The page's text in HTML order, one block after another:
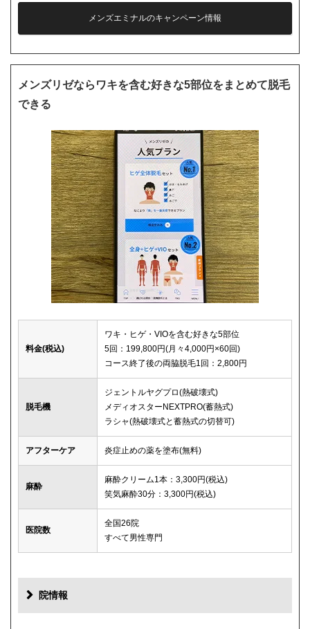
メンズエミナルのキャンペーン情報
メンズリゼならワキを含む好きな5部位をまとめて脱毛
できる
料金(税込)
ワキ・ヒゲ・VIOを含む好きな5部位
5回：199,800円(月々4,000円×60回)
コース終了後の両脇脱毛1回：2,800円
脱毛機
ジェントルヤグプロ(熱破壊式)
メディオスターNEXTPRO(蓄熱式)
ラシャ(熱破壊式と蓄熱式の切替可)
アフターケア 炎症止めの薬を塗布(無料)
麻酔
麻酔クリーム1本：3,300円(税込)
笑気麻酔30分：3,300円(税込)
医院数
全国26院
すべて男性専門
院情報